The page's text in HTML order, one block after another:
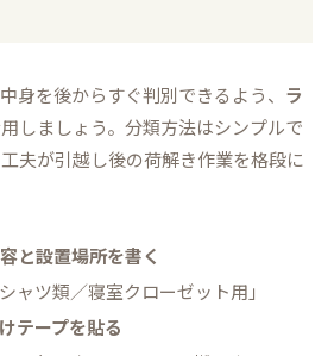
身を後からすぐ判別できるよう、 ラ
しましょう。分類方法はシンプルで
夫が引越し後の荷解き作業を格段に
と設置場所を書く
ャツ類／寝室クローゼット用」
テープを貼る